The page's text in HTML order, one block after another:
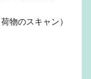
物のスキャン）